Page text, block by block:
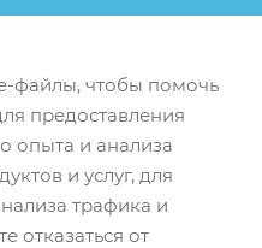
файлы, чтобы помочь
предоставления
опыта и анализа
и услуг, для
трафика и
отказаться от